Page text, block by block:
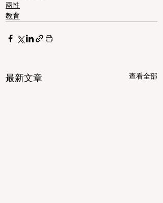
兩性
教育
最新文章 查看全部